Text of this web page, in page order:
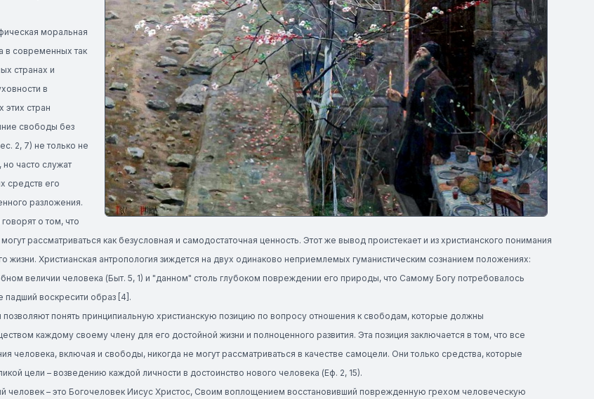
моральная
в современных так
странах и
в
этих стран
свободы без
2, 7) не только не
часто служат
средств его
разложения.
о том, что
рассматриваться как безусловная и самодостаточная ценность. Этот же вывод проистекает и из христианского понимания
жизни. Христианская антропология зиждется на двух одинаково неприемлемых гуманистическим сознанием положениях:
величии человека (Быт. 5, 1) и "данном" столь глубоком повреждении его природы, что Самому Богу потребовалось
падший воскресити образ [4].
понять принципиальную христианскую позицию по вопросу отношения к свободам, которые должны
каждому своему члену для его достойной жизни и полноценного развития. Эта позиция заключается в том, что все
человека, включая и свободы, никогда не могут рассматриваться в качестве самоцели. Они только средства, которые
цели – возведению каждой личности в достоинство нового человека (Еф. 2, 15).
человек – это Богочеловек Иисус Христос, Своим воплощением восстановивший поврежденную грехом человеческую